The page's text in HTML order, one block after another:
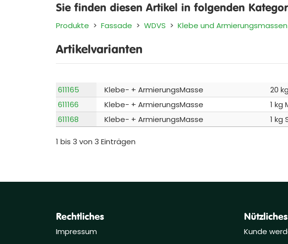
Sie finden diesen Artikel in folgenden
Produkte > Fassade > WDVS > Klebe und Armierungsmassen
Artikelvarianten
611165 Klebe- + ArmierungsMasse 20 kg
611166 Klebe- + ArmierungsMasse 1 kg
611168 Klebe- + ArmierungsMasse 1 kg
1 bis 3 von 3 Einträgen
Rechtliches
Impressum
Nützliches
Kunde